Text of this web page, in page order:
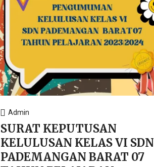
Admin
SURAT KEPUTUSAN
KELULUSAN KELAS VI SDN
PADEMANGAN BARAT 07